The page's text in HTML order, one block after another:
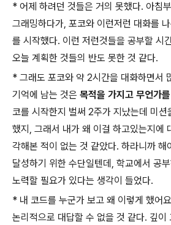
* 어제 하려던 것들은 거의 못했다. 아침
그래밍하다가, 포코와 이런저런 대화를
를 시작했다. 이런 저런것들을 공부할 시
오늘 계획한 것들의 반도 못한 것 같다.
* 그래도 포코와 약 2시간을 대화하면서
기억에 남는 것은 목적을 가지고 무언가
코를 시작한지 벌써 2주가 지났는데 미션
했지, 그래서 내가 왜 이걸 하고있는지에
각해본 적이 없는 것 같았다. 하라니까 해
달성하기 위한 수단일텐데, 학교에서 공
노력할 필요가 있다는 생각이 들었다.
* 내 코드를 누군가 보고 왜 이렇게 했어
논리적으로 대답할 수 없을 것 같다. 깊이